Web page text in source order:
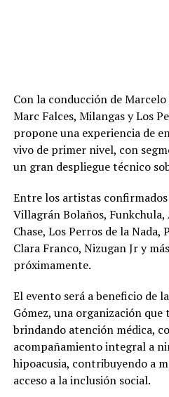
Con la conducción de
Marc Falces, Milangas y Los
propone una experiencia de
vivo de primer nivel, con
un gran despliegue técnico
Entre los artistas confirmados
Villagrán Bolaños,
Chase, Los Perros de la Nada,
Clara Franco, Nizugan Jr y
próximamente.
El evento será a beneficio de
Gómez, una organización que
brindando atención médica,
acompañamiento integral a
hipoacusia, contribuyendo a
acceso a la inclusión social.